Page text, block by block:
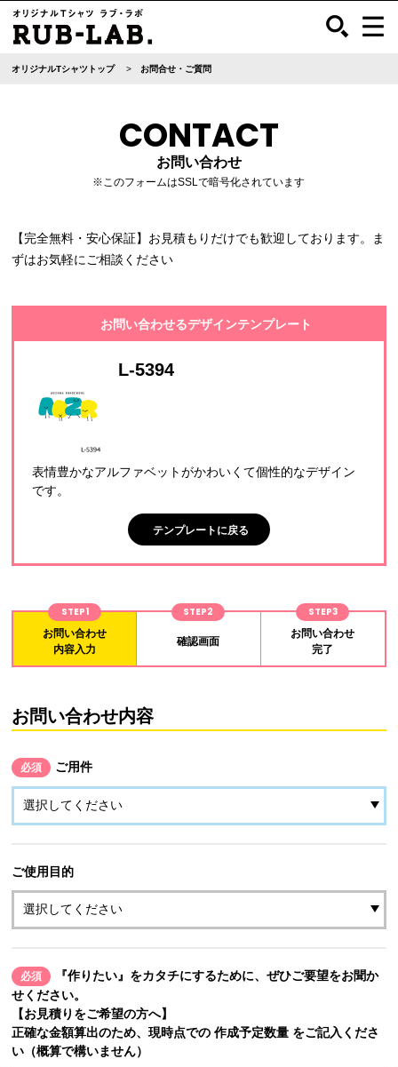
オリジナルTシャツトップ お問合せ・ご質問
CONTACT
お問い合わせ
※このフォームはSSLで暗号化されています
【完全無料・安心保証】お見積もりだけでも歓迎しております。ま
ずはお気軽にご相談ください
お問い合わせるデザインテンプレート
L-5394
表情豊かなアルファベットがかわいくて個性的なデザイン
です。
テンプレートに戻る
STEP1
お問い合わせ
内容入力
STEP2
確認画面
STEP3
お問い合わせ
完了
お問い合わせ内容
必須 ご用件
ご使用目的
必須
『作りたい』をカタチにするために、ぜひご要望をお聞か
せください。
【お見積りをご希望の方へ】
正確な金額算出のため、現時点での 作成予定数量 をご記入くださ
い（概算で構いません）